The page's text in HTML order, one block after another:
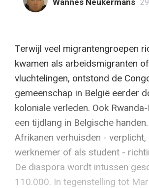
Terwijl veel migrantengroepen
kwamen als arbeidsmigranten
vluchtelingen, ontstond de
gemeenschap in België eerder
koloniale verleden. Ook
een tijdlang in Belgische
Afrikanen verhuisden - verplicht,
werknemer of als student -
De diaspora wordt intussen
110.000. In tegenstelling tot